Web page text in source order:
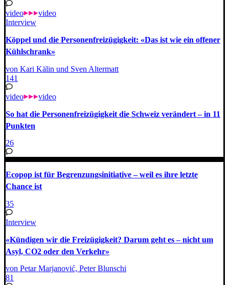
video
video
Interview
Köppel und die Personenfreizügigkeit: «Das ist wie ein offener
Kühlschrank»
von Kari Kälin und Sven Altermatt
141
video video
So hat die Personenfreizügigkeit die Schweiz verändert – in 11
Punkten
26
Ecopop ist für Begrenzungsinitiative – weil es ihre letzte
Chance ist
35
Interview
«Kündigen wir die Freizügigkeit? Darum geht es – nicht um
Asyl, CO2 oder den Verkehr»
von Petar Marjanović, Peter Blunschi
81